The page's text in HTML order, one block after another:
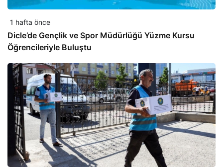
1 hafta önce
Dicle’de Gençlik ve Spor Müdürlüğü Yüzme Kursu
Öğrencileriyle Buluştu